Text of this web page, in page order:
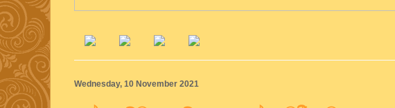
Wednesday, 10 November 2021